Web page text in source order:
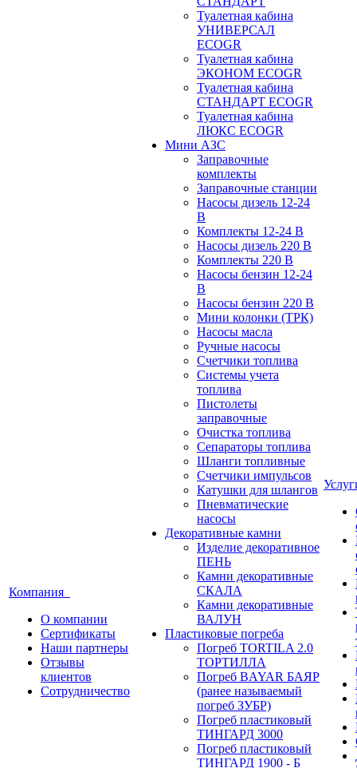
Компания
О компании
Сертификаты
Наши партнеры
Отзывы
клиентов
Сотрудничество
Туалетная кабина
УНИВЕРСАЛ
ECOGR
Туалетная кабина
ЭКОНОМ ECOGR
Туалетная кабина
СТАНДАРТ ECOGR
Туалетная кабина
ЛЮКС ECOGR
Мини АЗС
Заправочные
комплекты
Заправочные станции
Насосы дизель 12-24
В
Комплекты 12-24 В
Насосы дизель 220 В
Комплекты 220 В
Насосы бензин 12-24
В
Насосы бензин 220 В
Мини колонки (ТРК)
Насосы масла
Ручные насосы
Счетчики топлива
Системы учета
топлива
Пистолеты
заправочные
Очистка топлива
Сепараторы топлива
Шланги топливные
Счетчики импульсов
Катушки для шлангов
Пневматические
насосы
Декоративные камни
Изделие декоративное
ПЕНЬ
Камни декоративные
СКАЛА
Камни декоративные
ВАЛУН
Пластиковые погреба
Погреб TORTILA 2.0
ТОРТИЛЛА
Погреб BAYAR БАЯР
(ранее называемый
погреб ЗУБР)
Погреб пластиковый
ТИНГАРД 3000
Погреб пластиковый
ТИНГАРД 1900 - Б